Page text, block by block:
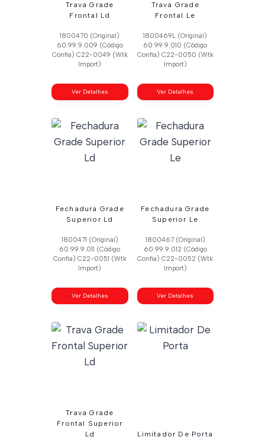
Trava Grade
Frontal Ld
1800470 (Original)
60.99.9.009 (Código
Confia) C22-0049 (Wtk
Import)
Ver Detalhes
Trava Grade
Frontal Le
1800469L (Original)
60.99.9.010 (Código
Confia) C22-0050 (Wtk
Import)
Ver Detalhes
Fechadura Grade
Superior Ld
1800471 (Original)
60.99.9.011 (Código
Confia) C22-0051 (Wtk
Import)
Ver Detalhes
Fechadura Grade
Superior Le
1800467 (Original)
60.99.9.012 (Código
Confia) C22-0052 (Wtk
Import)
Ver Detalhes
Trava Grade
Frontal Superior
Ld
Limitador De Porta